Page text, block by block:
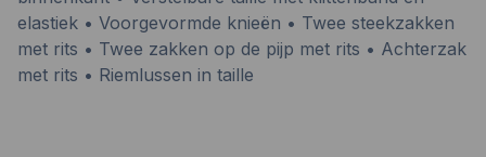
elastiek • Voorgevormde knieën • Twee steekzakken
met rits • Twee zakken op de pijp met rits • Achterzak
met rits • Riemlussen in taille